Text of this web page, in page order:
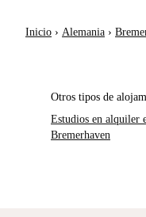
Inicio › Alemania ›
Otros tipos de
Estudios en alquiler
Bremerhaven